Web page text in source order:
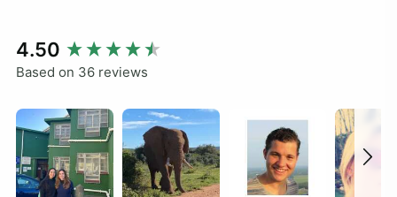
4.50
Based on 36 reviews
New content loaded